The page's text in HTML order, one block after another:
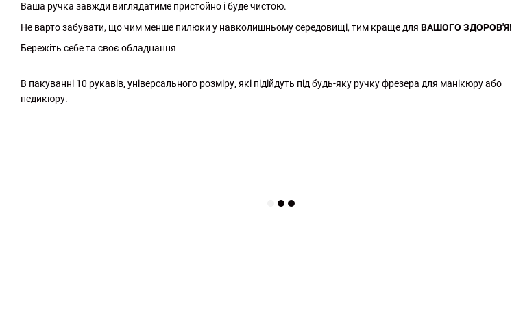
Ваша ручка завжди виглядатиме пристойно і буде чистою.
Не варто забувати, що чим менше пилюки у навколишньому середовищі, тим краще для ВАШОГО ЗДОРОВ'Я!
Бережіть себе та своє обладнання
В пакуванні 10 рукавів, універсального розміру, які підійдуть під будь-яку ручку фрезера для манікюру або
педикюру.